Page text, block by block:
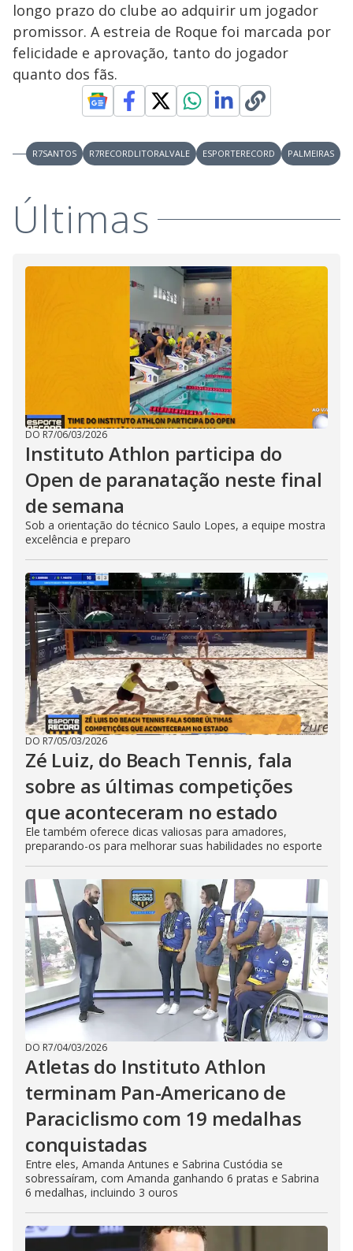
longo prazo do clube ao adquirir um jogador
promissor. A estreia de Roque foi marcada por
felicidade e aprovação, tanto do jogador
quanto dos fãs.
R7SANTOS R7RECORDLITORALVALE ESPORTERECORD PALMEIRAS
Últimas
DO R7/06/03/2026
Instituto Athlon participa do
Open de paranatação neste final
de semana
Sob a orientação do técnico Saulo Lopes, a equipe mostra
excelência e preparo
DO R7/05/03/2026
Zé Luiz, do Beach Tennis, fala
sobre as últimas competições
que aconteceram no estado
Ele também oferece dicas valiosas para amadores,
preparando-os para melhorar suas habilidades no esporte
DO R7/04/03/2026
Atletas do Instituto Athlon
terminam Pan-Americano de
Paraciclismo com 19 medalhas
conquistadas
Entre eles, Amanda Antunes e Sabrina Custódia se
sobressaíram, com Amanda ganhando 6 pratas e Sabrina
6 medalhas, incluindo 3 ouros